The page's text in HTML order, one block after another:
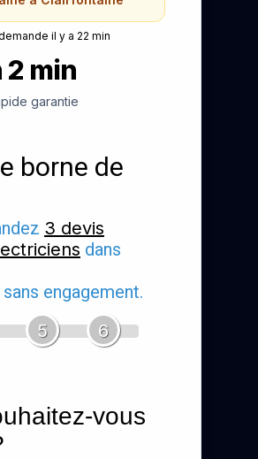
il y a 22 min
2 min
garantie
borne de
3 devis
dans
engagement.
5 6
vous